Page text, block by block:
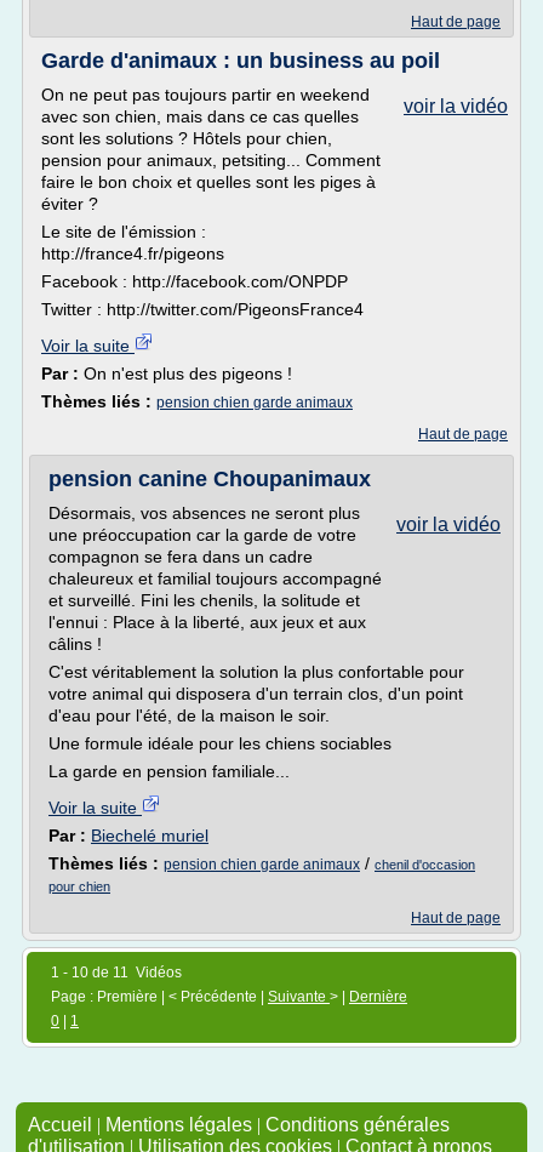
Haut de page
Garde d'animaux : un business au poil
voir la vidéo
On ne peut pas toujours partir en weekend
avec son chien, mais dans ce cas quelles
sont les solutions ? Hôtels pour chien,
pension pour animaux, petsiting... Comment
faire le bon choix et quelles sont les piges à
éviter ?
Le site de l'émission :
http://france4.fr/pigeons
Facebook : http://facebook.com/ONPDP
Twitter : http://twitter.com/PigeonsFrance4
Voir la suite
Par : On n'est plus des pigeons !
Thèmes liés : pension chien garde animaux
Haut de page
pension canine Choupanimaux
voir la vidéo
Désormais, vos absences ne seront plus
une préoccupation car la garde de votre
compagnon se fera dans un cadre
chaleureux et familial toujours accompagné
et surveillé. Fini les chenils, la solitude et
l'ennui : Place à la liberté, aux jeux et aux
câlins !
C'est véritablement la solution la plus confortable pour
votre animal qui disposera d'un terrain clos, d'un point
d'eau pour l'été, de la maison le soir.
Une formule idéale pour les chiens sociables
La garde en pension familiale...
Voir la suite
Par : Biechelé muriel
Thèmes liés : pension chien garde animaux / chenil d'occasion
pour chien
Haut de page
1 - 10 de 11 Vidéos
Page : Première | < Précédente | Suivante > |
Dernière
0
1
Accueil | Mentions légales | Conditions générales
d'utilisation | Utilisation des cookies | Contact à propos